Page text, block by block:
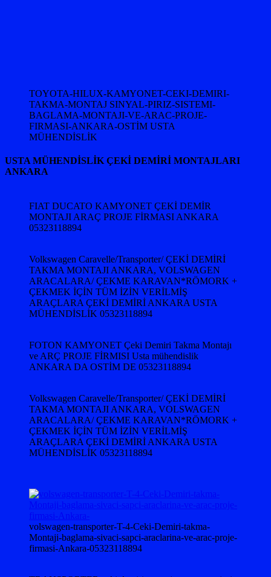
TOYOTA-HILUX-KAMYONET-CEKI-DEMIRI-
TAKMA-MONTAJ SINYAL-PIRIZ-SISTEMI-
BAGLAMA-MONTAJI-VE-ARAC-PROJE-
FIRMASI-ANKARA-OSTİM USTA
MÜHENDİSLİK
USTA MÜHENDİSLİK ÇEKİ DEMİRİ MONTAJLARI
ANKARA
FIAT DUCATO KAMYONET ÇEKİ DEMİR
MONTAJI ARAÇ PROJE FİRMASI ANKARA
05323118894
Volkswagen Caravelle/Transporter/ ÇEKİ DEMİRİ
TAKMA MONTAJI ANKARA, VOLSWAGEN
ARACALARA/ ÇEKME KARAVAN*RÖMORK +
ÇEKMEK İÇİN TÜM İZİN VERİLMİŞ
ARAÇLARA ÇEKİ DEMİRİ ANKARA USTA
MÜHENDİSLİK 05323118894
FOTON KAMYONET Çeki Demiri Takma Montajı
ve ARÇ PROJE FİRMISI Usta mühendislik
ANKARA DA OSTİM DE 05323118894
Volkswagen Caravelle/Transporter/ ÇEKİ DEMİRİ
TAKMA MONTAJI ANKARA, VOLSWAGEN
ARACALARA/ ÇEKME KARAVAN*RÖMORK +
ÇEKMEK İÇİN TÜM İZİN VERİLMİŞ
ARAÇLARA ÇEKİ DEMİRİ ANKARA USTA
MÜHENDİSLİK 05323118894
volswagen-transporter-T-4-Ceki-Demiri-takma-
Montaji-baglama-sivaci-sapci-araclarina-ve-arac-proje-
firmasi-Ankara-05323118894